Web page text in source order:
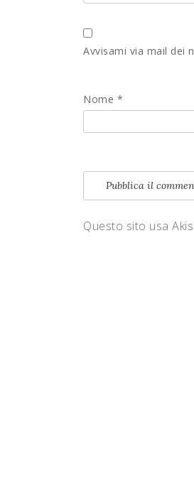
Avvisami via mail dei
Nome *
Questo sito usa